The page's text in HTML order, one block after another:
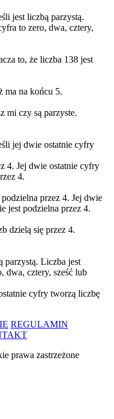
jest liczbą parzystą.
to zero, dwa, cztery,
to, że liczba 138 jest
ma na końcu 5.
mi czy są parzyste.
jej dwie ostatnie cyfry
4. Jej dwie ostatnie cyfry
4.
przez 4. Jej dwie
jest podzielna przez 4.
dzielą się przez 4.
parzystą. Liczba jest
dwa, cztery, sześć lub
cyfry tworzą liczbę
REGULAMIN
prawa zastrzeżone